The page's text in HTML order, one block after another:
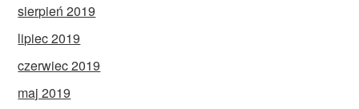
sierpień 2019
lipiec 2019
czerwiec 2019
maj 2019